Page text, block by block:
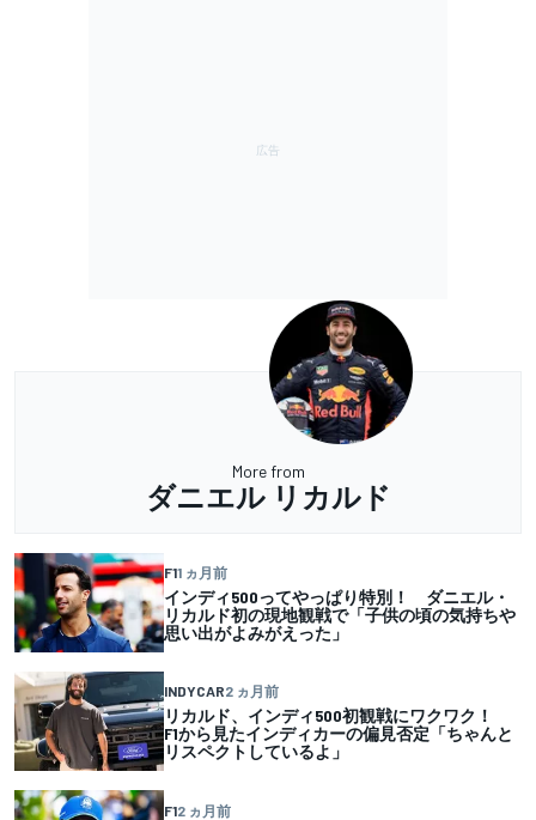
More from
ダニエル リカルド
F11 ヵ月前
インディ500ってやっぱり特別！ ダニエル・
リカルド初の現地観戦で「子供の頃の気持ちや
思い出がよみがえった」
INDYCAR2 ヵ月前
リカルド、インディ500初観戦にワクワク！
F1から見たインディカーの偏見否定「ちゃんと
リスペクトしているよ」
F12 ヵ月前